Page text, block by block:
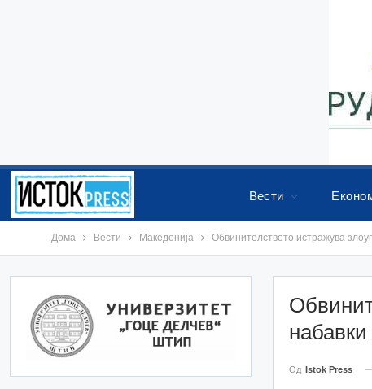
Вести
Дома Вести Македонија Обвинителството истражува
Од Istok Press